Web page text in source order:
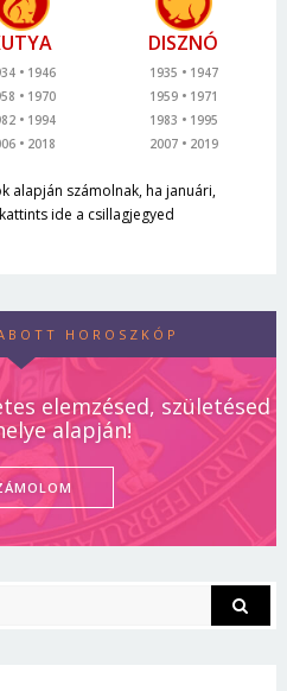
1946
1970
1994
2018
DISZNÓ
1935
1947
1959
1971
1983
1995
2007
2019
alapján számolnak, ha januári,
ide a csillagjegyed
HOROSZKÓP
elemzésed, születésed
alapján!